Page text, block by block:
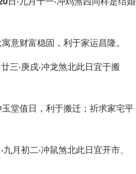
意财富稳固，利于家运昌隆。
三·庚戌·冲龙煞北此日宜于搬
堂值日，利于搬迁；祈求家宅平
九月初二·冲鼠煞北此日宜开市、